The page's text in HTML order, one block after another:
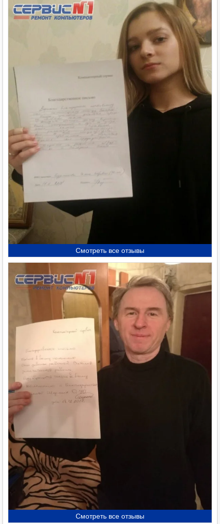
Смотреть все отзывы
Смотреть все отзывы